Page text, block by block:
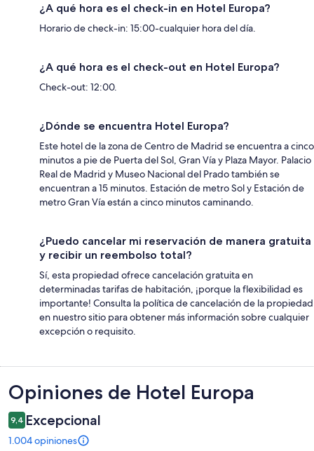
¿A qué hora es el check-in en Hotel Europa?
Horario de check-in: 15:00-cualquier hora del día.
¿A qué hora es el check-out en Hotel Europa?
Check-out: 12:00.
¿Dónde se encuentra Hotel Europa?
Este hotel de la zona de Centro de Madrid se encuentra a cinco
minutos a pie de Puerta del Sol, Gran Vía y Plaza Mayor. Palacio
Real de Madrid y Museo Nacional del Prado también se
encuentran a 15 minutos. Estación de metro Sol y Estación de
metro Gran Vía están a cinco minutos caminando.
¿Puedo cancelar mi reservación de manera gratuita
y recibir un reembolso total?
Sí, esta propiedad ofrece cancelación gratuita en
determinadas tarifas de habitación, ¡porque la flexibilidad es
importante! Consulta la política de cancelación de la propiedad
en nuestro sitio para obtener más información sobre cualquier
excepción o requisito.
Opiniones
Opiniones de Hotel Europa
9,4 Excepcional
1.004 opiniones